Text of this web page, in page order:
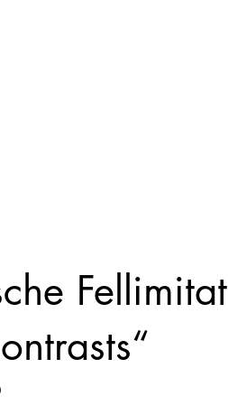
Fellimitat